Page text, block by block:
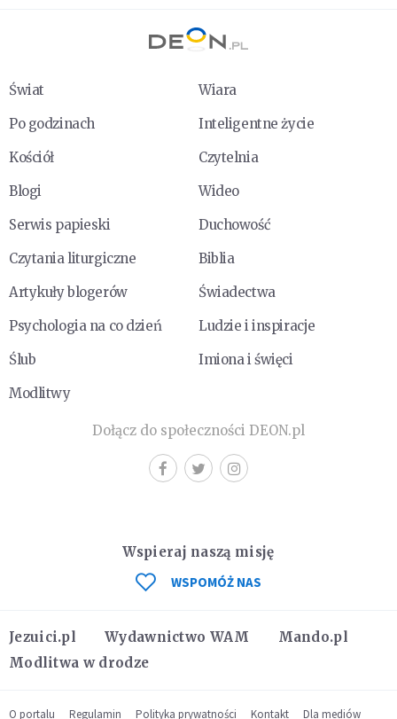
Świat
Wiara
Po godzinach
Inteligentne życie
Kościół
Czytelnia
Blogi
Wideo
Serwis papieski
Duchowość
Czytania liturgiczne
Biblia
Artykuły blogerów
Świadectwa
Psychologia na co dzień
Ludzie i inspiracje
Ślub
Imiona i święci
Modlitwy
Dołącz do społeczności DEON.pl
Jezuici.pl Wydawnictwo WAM
Mando.pl
Modlitwa w drodze
Wspieraj naszą misję
WSPOMÓŻ NAS
O portalu Regulamin Polityka prywatności Kontakt Dla mediów